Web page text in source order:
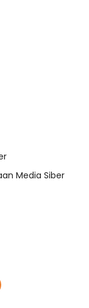
Media Siber